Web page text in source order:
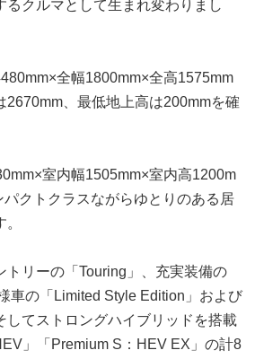
るクルマとして生まれ変わりまし
全幅1800mm×全高1575mm
2670mm、最低地上高は200mmを確
室内幅1505mm×室内高1200m
クトクラスながらゆとりのある居
トリーの「Touring」、充実装備の
車の「Limited Style Edition」および
してストロングハイブリッドを搭載
」「Premium S：HEV EX」の計8